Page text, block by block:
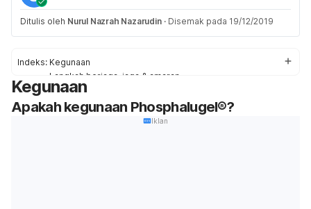
Ditulis oleh Nurul Nazrah Nazarudin · Disemak pada 19/12/2019
Indeks: Kegunaan
Langkah berjaga-jaga & amaran
Kesan sampingan
Tindak balas ubat
Kegunaan
Apakah kegunaan Phosphalugel®?
Iklan